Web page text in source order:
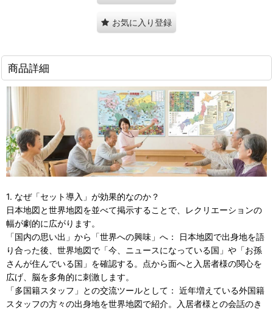
お気に入り登録
商品詳細
1. なぜ「セット導入」が効果的なのか？
日本地図と世界地図を並べて掲示することで、レクリエーションの
幅が劇的に広がります。
「国内の思い出」から「世界への興味」へ： 日本地図で出身地を語
り合った後、世界地図で「今、ニュースになっている国」や「お孫
さんが住んでいる国」を確認する。点から面へと入居者様の関心を
広げ、脳を多角的に刺激します。
「多国籍スタッフ」との交流ツールとして： 近年増えている外国籍
スタッフの方々の出身地を世界地図で紹介。入居者様との会話のき